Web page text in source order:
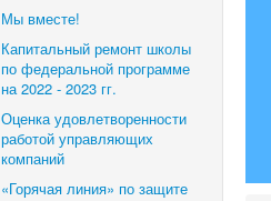
Мы вместе!
Капитальный ремонт школы
по федеральной программе
на 2022 - 2023 гг.
Оценка удовлетворенности
работой управляющих
компаний
«Горячая линия» по защите